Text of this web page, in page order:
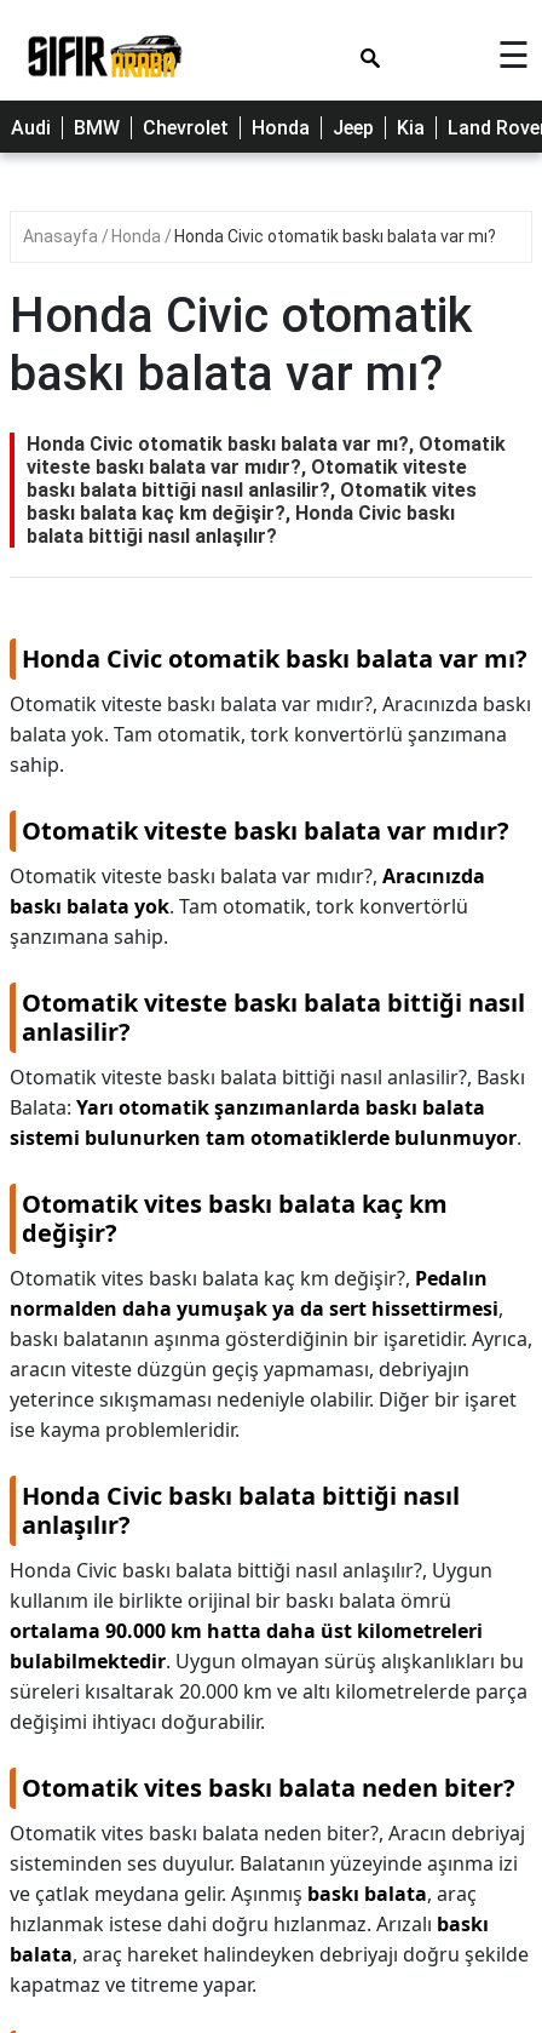
Cherry
Citroen
Fiat
Hyundai
Opel
Peugeot
Renault
Toyota
Volkswagen
☰
Audi BMW Chevrolet Honda Jeep Kia Land
Anasayfa Honda Honda Civic otomatik baskı balata var mı?
Honda Civic otomatik
baskı balata var mı?
Honda Civic otomatik baskı balata var mı?, Otomatik
viteste baskı balata var mıdır?, Otomatik viteste
baskı balata bittiği nasıl anlasilir?, Otomatik vites
baskı balata kaç km değişir?, Honda Civic baskı
balata bittiği nasıl anlaşılır?
Honda Civic otomatik baskı balata var mı?
Otomatik viteste baskı balata var mıdır?, Aracınızda baskı
balata yok. Tam otomatik, tork konvertörlü şanzımana
sahip.
Otomatik viteste baskı balata var mıdır?
Otomatik viteste baskı balata var mıdır?, Aracınızda
baskı balata yok. Tam otomatik, tork konvertörlü
şanzımana sahip.
Otomatik viteste baskı balata bittiği nasıl
anlasilir?
Otomatik viteste baskı balata bittiği nasıl anlasilir?, Baskı
Balata: Yarı otomatik şanzımanlarda baskı balata
sistemi bulunurken tam otomatiklerde bulunmuyor.
Otomatik vites baskı balata kaç km
değişir?
Otomatik vites baskı balata kaç km değişir?, Pedalın
normalden daha yumuşak ya da sert hissettirmesi,
baskı balatanın aşınma gösterdiğinin bir işaretidir. Ayrıca,
aracın viteste düzgün geçiş yapmaması, debriyajın
yeterince sıkışmaması nedeniyle olabilir. Diğer bir işaret
ise kayma problemleridir.
Honda Civic baskı balata bittiği nasıl
anlaşılır?
Honda Civic baskı balata bittiği nasıl anlaşılır?, Uygun
kullanım ile birlikte orijinal bir baskı balata ömrü
ortalama 90.000 km hatta daha üst kilometreleri
bulabilmektedir. Uygun olmayan sürüş alışkanlıkları bu
süreleri kısaltarak 20.000 km ve altı kilometrelerde parça
değişimi ihtiyacı doğurabilir.
Otomatik vites baskı balata neden biter?
Otomatik vites baskı balata neden biter?, Aracın debriyaj
sisteminden ses duyulur. Balatanın yüzeyinde aşınma izi
ve çatlak meydana gelir. Aşınmış baskı balata, araç
hızlanmak istese dahi doğru hızlanmaz. Arızalı baskı
balata, araç hareket halindeyken debriyajı doğru şekilde
kapatmaz ve titreme yapar.